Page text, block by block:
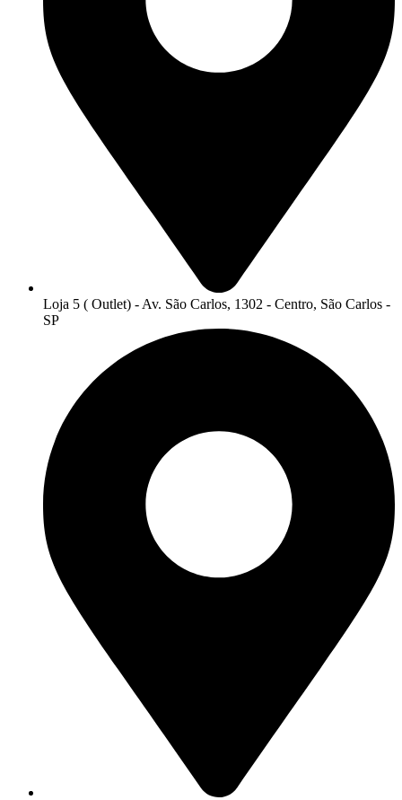
Loja 5 ( Outlet) - Av. São Carlos, 1302 - Centro, São Carlos -
SP